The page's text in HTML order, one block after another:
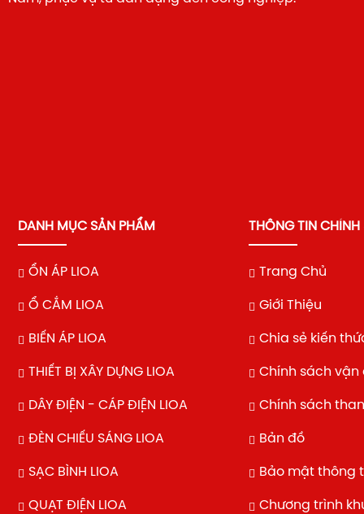
DANH MỤC SẢN PHẨM
ỔN ÁP LIOA
Ổ CẮM LIOA
BIẾN ÁP LIOA
THIẾT BỊ XÂY DỰNG LIOA
DÂY ĐIỆN - CÁP ĐIỆN LIOA
ĐÈN CHIẾU SÁNG LIOA
SẠC BÌNH LIOA
QUẠT ĐIỆN LIOA
THÔNG TIN CHÍNH
Trang Chủ
Giới Thiệu
Chia sẻ kiến
Chính sách vận
Chính sách
Bản đồ
Bảo mật thông
Chương trình